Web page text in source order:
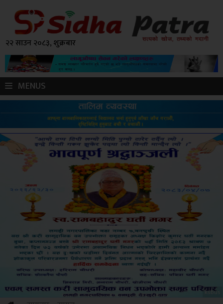
२२ साउन २०८३, शुक्रबार
MENUS
Sdc